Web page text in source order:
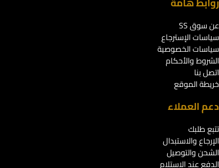
عن سوق SS
سياسات الإسترجاع
سياسات الخصوصية
الشروط والأحكام
اتصل بنا
خريطة الموقع
دعم العملاء
تتبع طلبك
الإرجاع والاستبدال
الشحن والتوصيل
الدفع عند الاستلام